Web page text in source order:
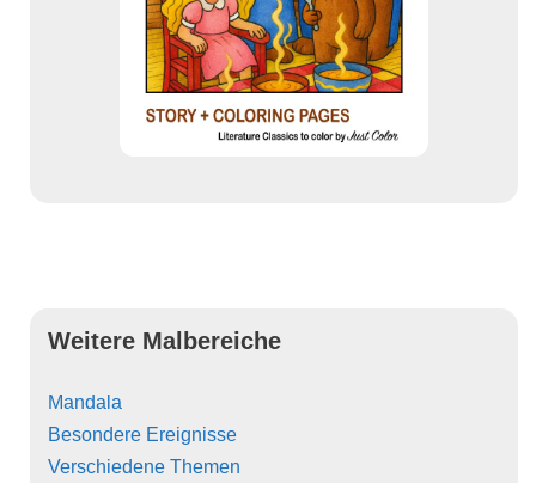
Weitere Malbereiche
Mandala
Besondere Ereignisse
Verschiedene Themen